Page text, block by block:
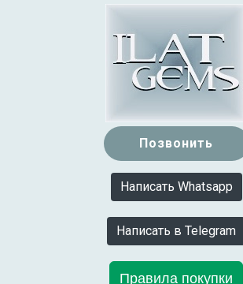
Позвонить
Написать Whatsapp
Написать в Telegram
Правила покупки